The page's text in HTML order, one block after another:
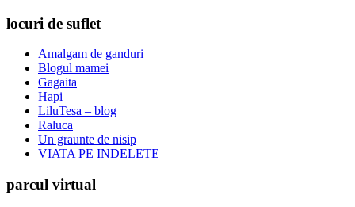
locuri de suflet
Amalgam de ganduri
Blogul mamei
Gagaita
Hapi
LiluTesa – blog
Raluca
Un graunte de nisip
VIATA PE INDELETE
parcul virtual